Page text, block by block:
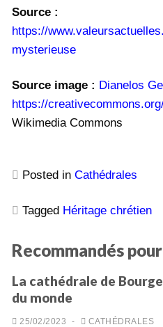
Source :
https://
mysterieuse
Source image : Dianelos
https://
Wikimedia Commons
Posted in Cathédrales
Tagged Héritage chrétien
Recommandés
La cathédrale de
du monde
25/02/2023 - CATHÉDRALES